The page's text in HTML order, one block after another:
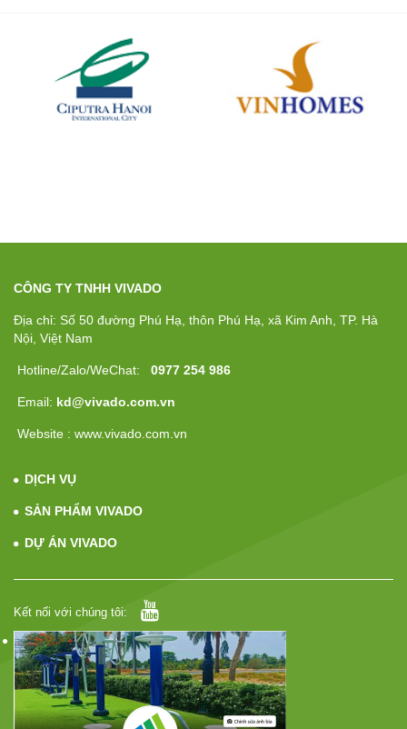
CÔNG TY TNHH VIVADO
Địa chỉ: Số 50 đường Phú Hạ, thôn Phú Hạ, xã Kim Anh, TP. Hà
Nội, Việt Nam
Hotline/Zalo/WeChat: 0977 254 986
Email: kd@vivado.com.vn
Website : www.vivado.com.vn
DỊCH VỤ
SẢN PHẨM VIVADO
DỰ ÁN VIVADO
Kết nối với chúng tôi: